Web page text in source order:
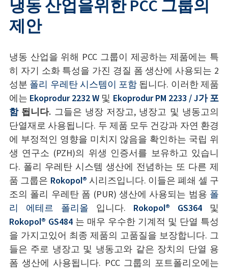
냉동 산업을위한 PCC 그룹의
제안
냉동 산업을 위해 PCC 그룹이 제공하는 제품에는 특
히 자기 소화 특성을 가진 경질 폼 생산에 사용되는 2
성분 폴리 우레탄 시스템이 포함 됩니다. 이러한 제품
에는 Ekoprodur 2232 W 및 Ekoprodur PM 2233 / J가 포
함됩니다. 그들은 냉장 저장고, 냉장고 및 냉동고의
단열재로 사용됩니다. 두 제품 모두 건강과 자연 환경
에 부정적인 영향을 미치지 않음을 확인하는 국립 위
생 연구소 (PZH)의 위생 인증서를 보유하고 있습니
다. 폴리 우레탄 시스템 생산에 전념하는 또 다른 제
품 그룹은 Rokopol® 시리즈입니다. 이들은 폐쇄 셀 구
조의 폴리 우레탄 폼 (PUR) 생산에 사용되는 범용 폴
리 에테르 폴리올 입니다. Rokopol® GS364 및
Rokopol® GS484는 매우 우수한 기계적 및 단열 특성
을 가지고있어 최종 제품의 고품질을 보장합니다. 그
들은 주로 냉장고 및 냉동고와 같은 장치의 단열 용
폼 생산에 사용됩니다. PCC 그룹의 포트폴리오에는